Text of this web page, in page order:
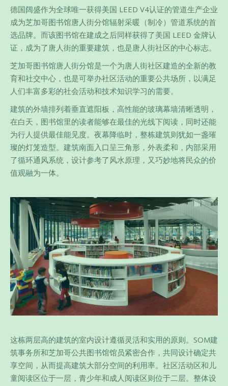
德国阔盛作为全球唯一获得美国 LEED V4认证的管道生产企业
成为芝加哥图书馆唐人街分馆辐射采暖（制冷）管道系统的首
选品牌。而该图书馆在建成之后同样获得了美国 LEED 金牌认
证，成为了唐人街的重要建筑，也是唐人街社区的中心标志。
芝加哥图书馆唐人街分馆是一个为唐人街社区建造的全新的教
育和社交中心，也是可举办社区活动的重要公共场所，以满足
人们丰富多彩的社会活动和技术知识学习的需要。
建筑的外墙排列着垂直遮阳板，高性能的玻璃幕墙清晰透明，
在白天，图书馆里的读者能够在最佳的光线下阅读，同时还能
为行人提供最佳能见度。夜幕降临时，整栋建筑则犹如一盏璀
璨的灯笼造型。建筑南面入口呈三角形，外表柔和，内部采用
了循环通风系统，设计参考了风水原理，又巧妙地将民众的价
值观融为一体。
这栋两层高的建筑的室内设计遵循灵活和实用的原则。SOM建
筑事务所和芝加哥公共图书馆馆员紧密合作，共同设计确定共
享空间，从而提高建筑大部分空间的利用率。社区活动区和儿
童阅读区位于一层，青少年和成人阅读区则位于二层。整体设